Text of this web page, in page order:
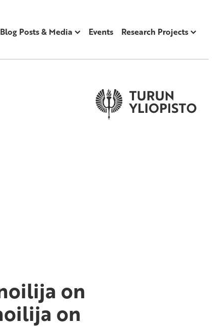
Blog Posts & Media Events Research Projects
on
on